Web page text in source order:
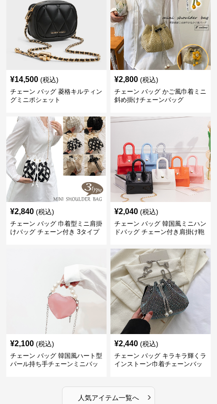
¥14,500 (税込)
チェーン バッグ 菱格キルティン
グミニポシェット
¥2,800 (税込)
チェーン バッグ かご風巾着ミニ
斜め掛けチェーンバッグ
¥2,840 (税込)
チェーン バッグ 巾着型ミニ肩掛
けバッグ チェーン付き 3タイプ
¥2,040 (税込)
チェーン バッグ 韓国風ミニハン
ドバッグ チェーン付き肩掛け鞄
¥2,100 (税込)
チェーン バッグ 韓国風ハート型
パール持ち手チェーンミニバッ
¥2,440 (税込)
チェーン バッグ キラキラ輝くラ
インストーン巾着チェーンバッ
人気アイテム一覧へ ›